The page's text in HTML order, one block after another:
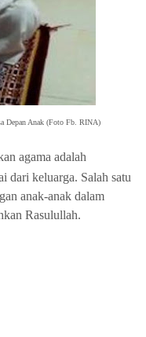
Depan Anak (Foto Fb. RINA)
agama adalah
dari keluarga. Salah satu
anak-anak dalam
Rasulullah.